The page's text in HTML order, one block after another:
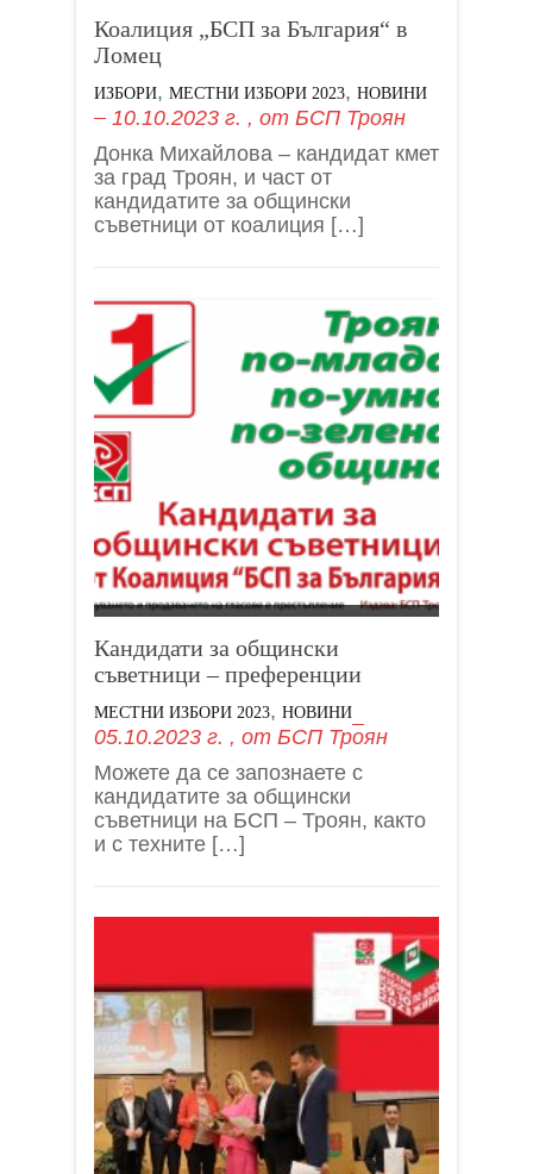
Коалиция „БСП за България“ в
Ломец
ИЗБОРИ, МЕСТНИ ИЗБОРИ 2023, НОВИНИ
10.10.2023 г. , от БСП Троян
Донка Михайлова – кандидат кмет
за град Троян, и част от
кандидатите за общински
съветници от коалиция […]
Кандидати за общински
съветници – преференции
МЕСТНИ ИЗБОРИ 2023, НОВИНИ
05.10.2023 г. , от БСП Троян
Можете да се запознаете с
кандидатите за общински
съветници на БСП – Троян, както
и с техните […]